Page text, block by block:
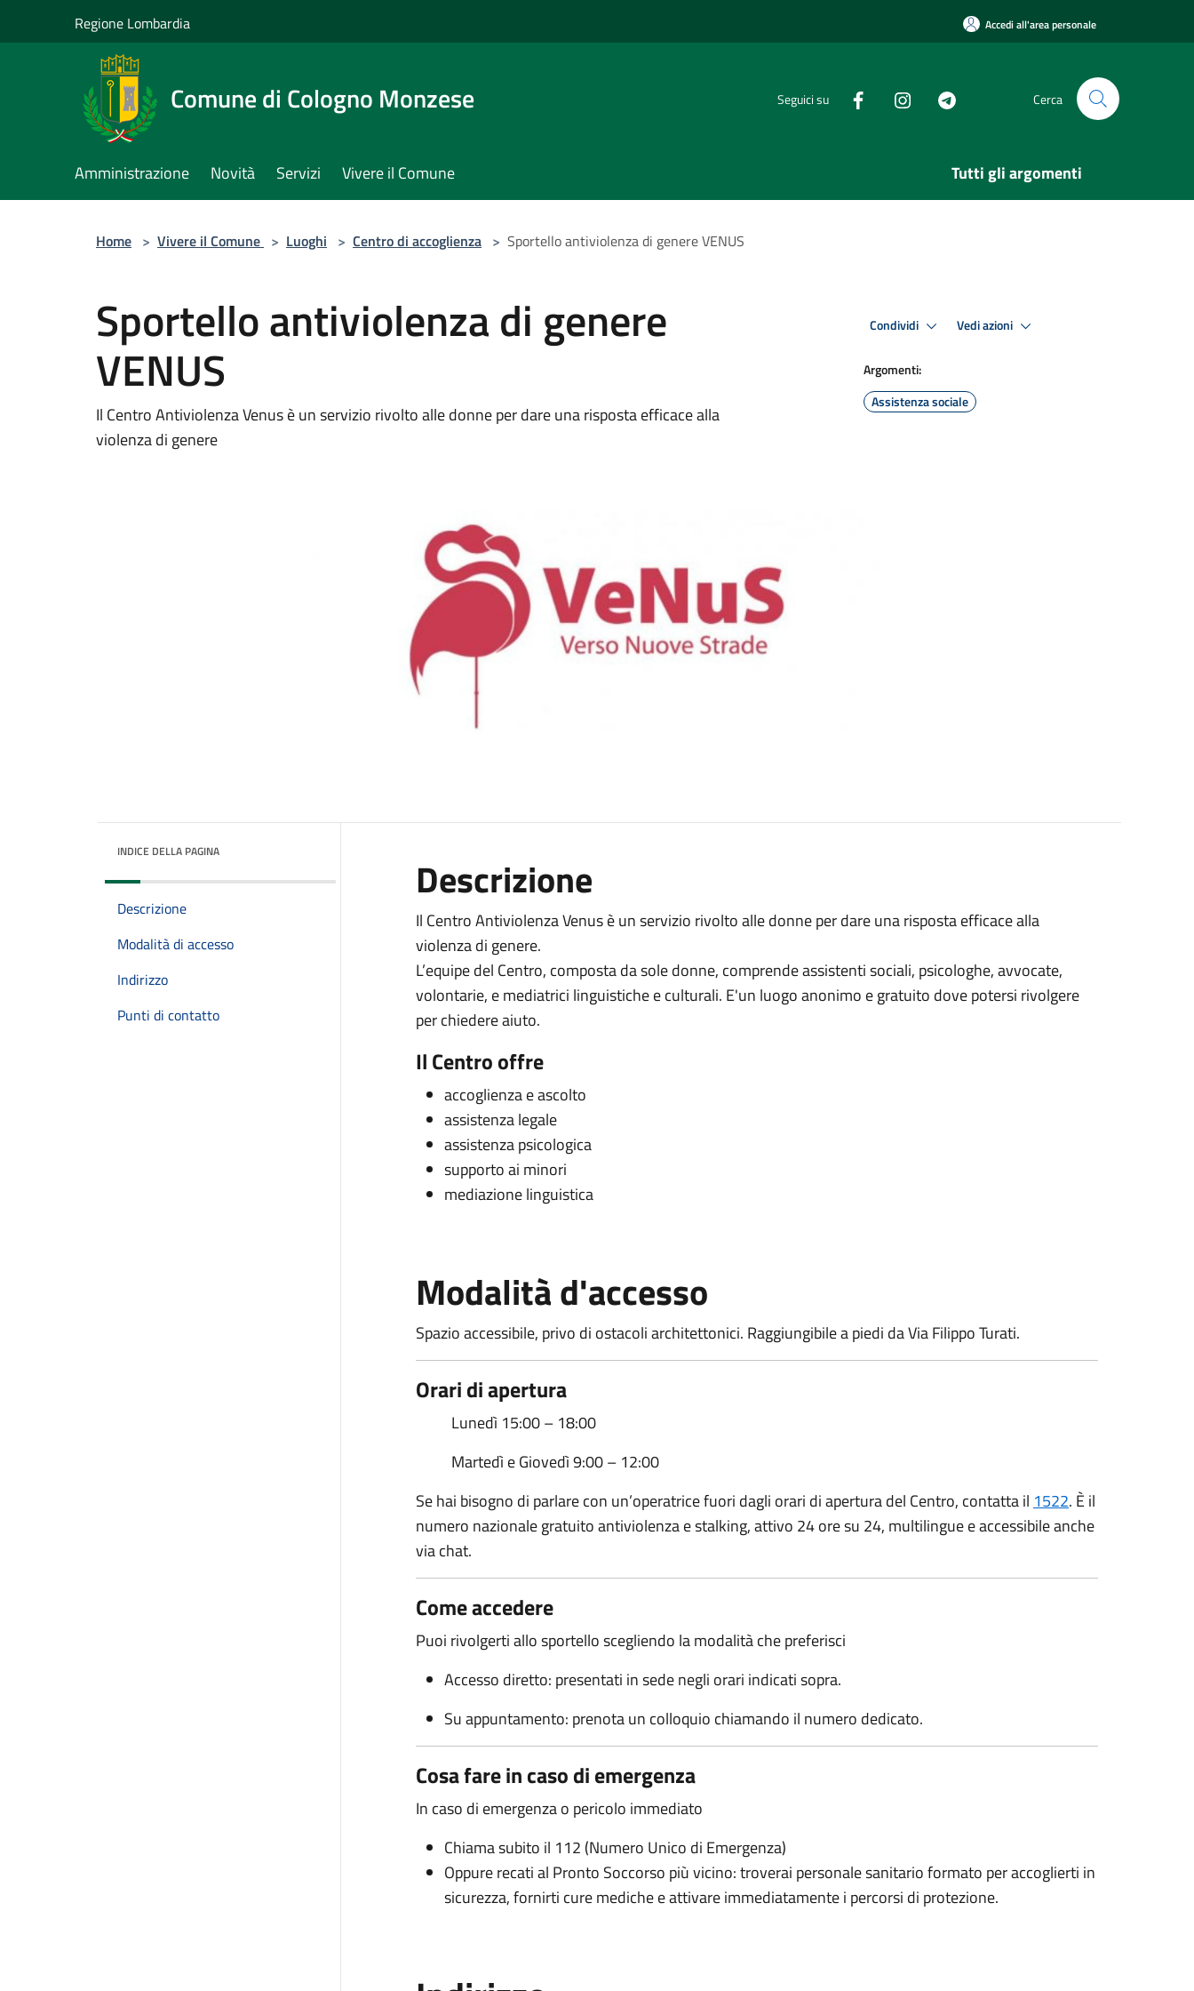
Regione Lombardia Accedi all'area personale
Comune di Cologno Monzese Seguici su Cerca
Amministrazione Novità Servizi Vivere il Comune Tutti gli argomenti
Home > Vivere il Comune > Luoghi > Centro di accoglienza > Sportello antiviolenza di genere VENUS
Sportello antiviolenza di genere
VENUS
Il Centro Antiviolenza Venus è un servizio rivolto alle donne per dare una risposta efficace alla
violenza di genere
Condividi Vedi azioni
Argomenti:
Assistenza sociale
INDICE DELLA PAGINA
Descrizione
Modalità di accesso
Indirizzo
Punti di contatto
Descrizione
Il Centro Antiviolenza Venus è un servizio rivolto alle donne per dare una risposta efficace alla
violenza di genere.
L’equipe del Centro, composta da sole donne, comprende assistenti sociali, psicologhe, avvocate,
volontarie, e mediatrici linguistiche e culturali. E'un luogo anonimo e gratuito dove potersi rivolgere
per chiedere aiuto.
Il Centro offre
accoglienza e ascolto
assistenza legale
assistenza psicologica
supporto ai minori
mediazione linguistica
Modalità d'accesso
Spazio accessibile, privo di ostacoli architettonici. Raggiungibile a piedi da Via Filippo Turati.
Orari di apertura
Lunedì 15:00 – 18:00
Martedì e Giovedì 9:00 – 12:00
Se hai bisogno di parlare con un’operatrice fuori dagli orari di apertura del Centro, contatta il 1522. È il
numero nazionale gratuito antiviolenza e stalking, attivo 24 ore su 24, multilingue e accessibile anche
via chat.
Come accedere
Puoi rivolgerti allo sportello scegliendo la modalità che preferisci
Accesso diretto: presentati in sede negli orari indicati sopra.
Su appuntamento: prenota un colloquio chiamando il numero dedicato.
Cosa fare in caso di emergenza
In caso di emergenza o pericolo immediato
Chiama subito il 112 (Numero Unico di Emergenza)
Oppure recati al Pronto Soccorso più vicino: troverai personale sanitario formato per accoglierti in
sicurezza, fornirti cure mediche e attivare immediatamente i percorsi di protezione.